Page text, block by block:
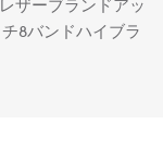
8バンドハイブラ